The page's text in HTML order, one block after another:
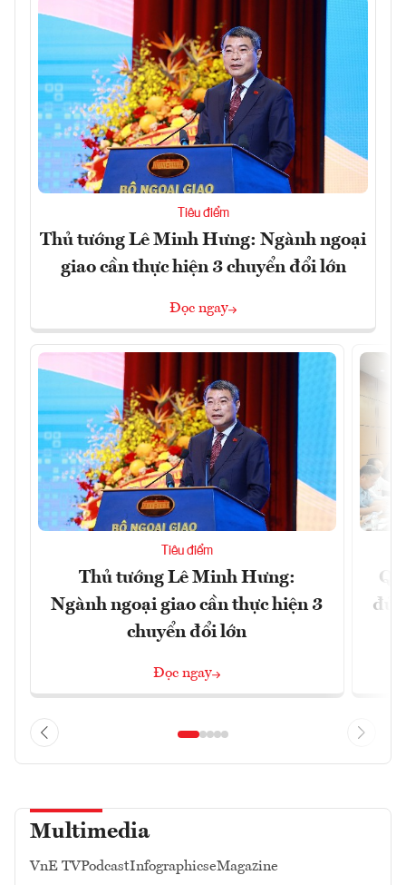
Tiêu điểm
Thủ tướng Lê Minh Hưng: Ngành ngoại
giao cần thực hiện 3 chuyển đổi lớn
Đọc ngay
Tiêu điểm
Thủ tướng Lê Minh Hưng:
Ngành ngoại giao cần thực hiện 3
chuyển đổi lớn
Đọc ngay
đủ
Multimedia
VnE TVPodcastInfographicseMagazine